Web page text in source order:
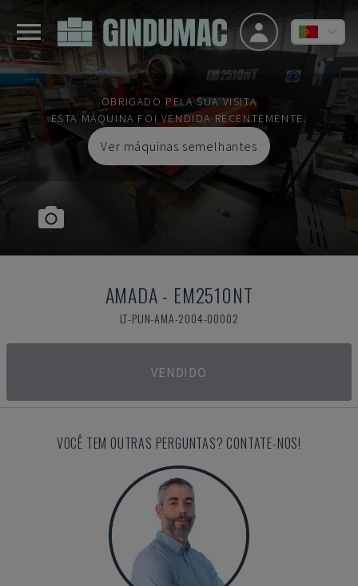
OBRIGADO PELA SUA VISITA
ESTA MÁQUINA FOI VENDIDA RECENTEMENTE.
Ver máquinas semelhantes
AMADA- EM2510NT
LT-PUN-AMA-2004-00002
VENDIDO
VOCÊ TEM OUTRAS PERGUNTAS? CONTATE-NOS!